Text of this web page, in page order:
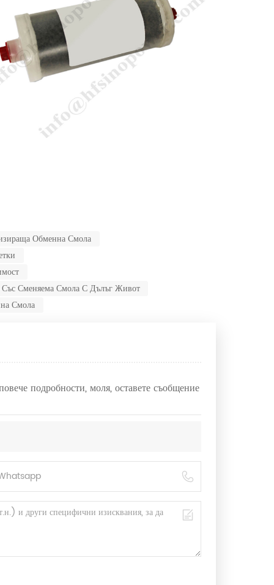
Обменна Смола
Сменяема Смола С Дълъг Живот
Смола
подробности, моля, оставете съобщение